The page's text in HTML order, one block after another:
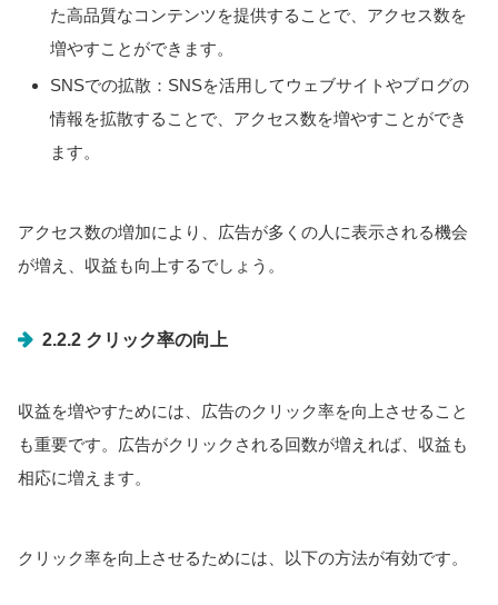
た高品質なコンテンツを提供することで、アクセス数を
増やすことができます。
SNSでの拡散：SNSを活用してウェブサイトやブログの
情報を拡散することで、アクセス数を増やすことができ
ます。
アクセス数の増加により、広告が多くの人に表示される機会
が増え、収益も向上するでしょう。
2.2.2 クリック率の向上
収益を増やすためには、広告のクリック率を向上させること
も重要です。広告がクリックされる回数が増えれば、収益も
相応に増えます。
クリック率を向上させるためには、以下の方法が有効です。